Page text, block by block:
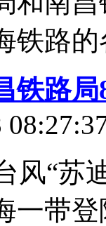
铁路
铁路
风“苏
一带